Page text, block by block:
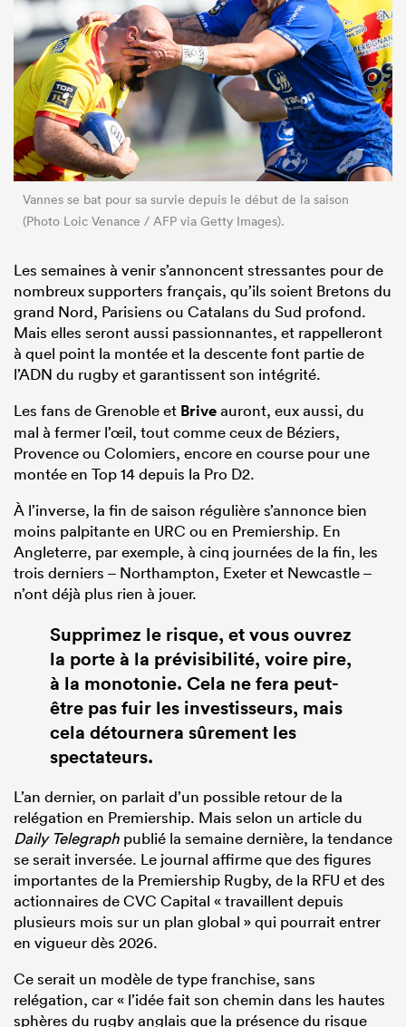
Vannes se bat pour sa survie depuis le début de la saison
(Photo Loic Venance / AFP via Getty Images).
Les semaines à venir s’annoncent stressantes pour de
nombreux supporters français, qu’ils soient Bretons du
grand Nord, Parisiens ou Catalans du Sud profond.
Mais elles seront aussi passionnantes, et rappelleront
à quel point la montée et la descente font partie de
l’ADN du rugby et garantissent son intégrité.
Les fans de Grenoble et Briveauront, eux aussi, du
mal à fermer l’œil, tout comme ceux de Béziers,
Provence ou Colomiers, encore en course pour une
montée en Top 14 depuis la Pro D2.
À l’inverse, la fin de saison régulière s’annonce bien
moins palpitante en URC ou en Premiership. En
Angleterre, par exemple, à cinq journées de la fin, les
trois derniers – Northampton, Exeter et Newcastle –
n’ont déjà plus rien à jouer.
Supprimez le risque, et vous ouvrez
la porte à la prévisibilité, voire pire,
à la monotonie. Cela ne fera peut-
être pas fuir les investisseurs, mais
cela détournera sûrement les
spectateurs.
L’an dernier, on parlait d’un possible retour de la
relégation en Premiership. Mais selon un article du
Daily Telegraph publié la semaine dernière, la tendance
se serait inversée. Le journal affirme que des figures
importantes de la Premiership Rugby, de la RFU et des
actionnaires de CVC Capital « travaillent depuis
plusieurs mois sur un plan global » qui pourrait entrer
en vigueur dès 2026.
Ce serait un modèle de type franchise, sans
relégation, car « l’idée fait son chemin dans les hautes
sphères du rugby anglais que la présence du risque